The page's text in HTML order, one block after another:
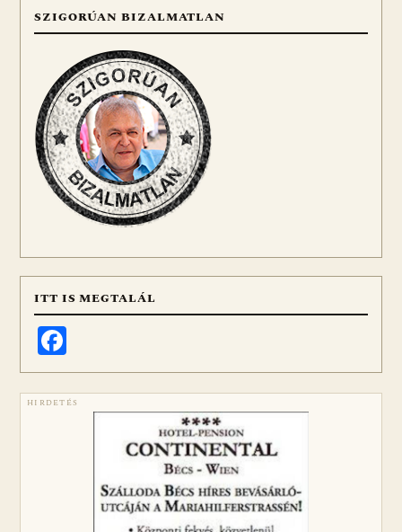
SZIGORÚAN BIZALMATLAN
ITT IS MEGTALÁL
HIRDETÉS